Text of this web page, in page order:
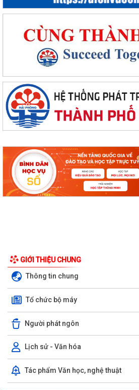
GIỚI THIỆU CHUNG
Thông tin chung
Tổ chức bộ máy
Người phát ngôn
Lịch sử - Văn hóa
Tác phẩm Văn học, nghệ thuật